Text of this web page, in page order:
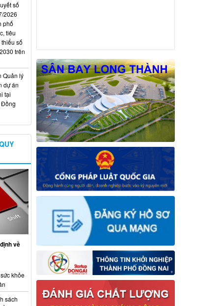
số
2026
phố
tiêu
số
trên
Quản lý
dự án
tại
Đồng
về
khỏe
sách